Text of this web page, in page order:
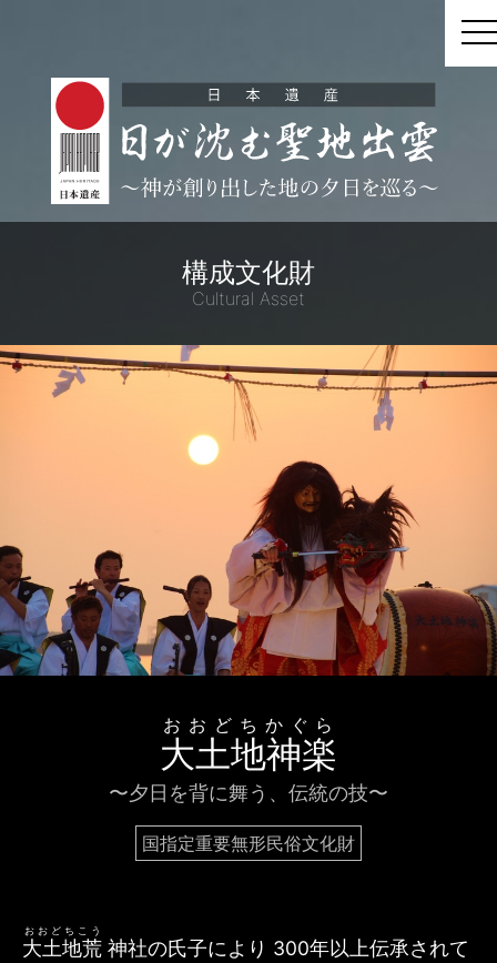
構成文化財
Cultural Asset
大土地神楽
おおどちかぐら
〜夕日を背に舞う、伝統の技〜
国指定重要無形民俗文化財
大土地荒
おおどちこう
神社の氏子により 300年以上伝承されて